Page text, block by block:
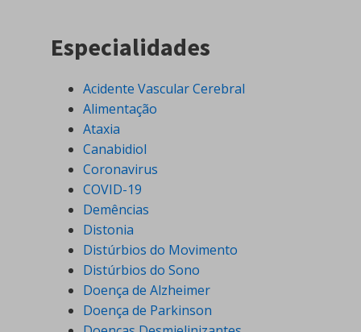
Especialidades
Acidente Vascular Cerebral
Alimentação
Ataxia
Canabidiol
Coronavirus
COVID-19
Demências
Distonia
Distúrbios do Movimento
Distúrbios do Sono
Doença de Alzheimer
Doença de Parkinson